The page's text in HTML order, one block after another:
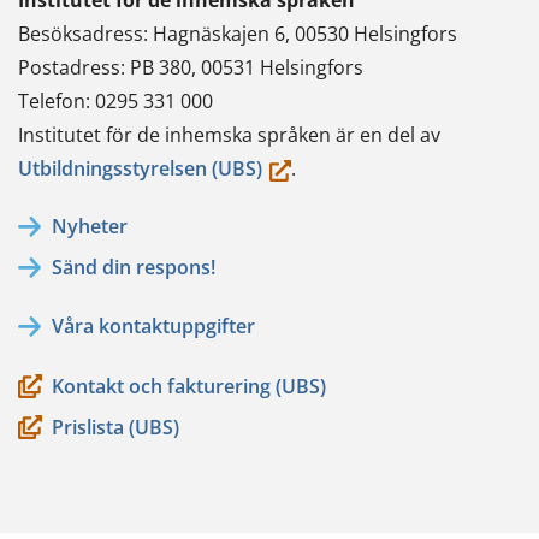
Besöksadress: Hagnäskajen 6, 00530 Helsingfors
Postadress: PB 380, 00531 Helsingfors
Telefon: 0295 331 000
Institutet för de inhemska språken är en del av
Utbildningsstyrelsen (UBS)(du.
Nyheter
Sänd din respons!
Våra kontaktuppgifter
Kontakt och fakturering (UBS)
Prislista (UBS)